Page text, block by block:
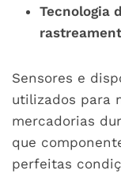
Tecnologia
Sensores e
utilizados para
mercadorias
que
perfeitas